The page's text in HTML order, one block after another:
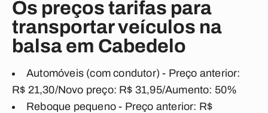
Os preços tarifas para
transportar veículos na
balsa em Cabedelo
Automóveis (com condutor) - Preço anterior:
R$ 21,30/Novo preço: R$ 31,95/Aumento: 50%
Reboque pequeno - Preço anterior: R$